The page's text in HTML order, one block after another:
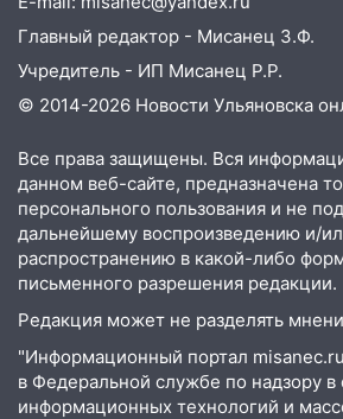
жительницу Ульяновской
Житель Ульяновской
подвез троих незнакомцев
заработал уголовное дело
18:14 Прогноз погоды на 6
Ульяновской области
18:00 Мотофристайл, рок и
экстрим: в Ульяновске
большой фестиваль «Наше
17:30
Где есть бензин в
августа после рабочего
17:05 «Обыск» по
Главный редактор - Мисанец З.Ф.
Учредитель - ИП Мисанец Р.Р.
© 2014-2026 Новости Ульяновска
Все права защищены. Вся
данном веб-сайте, предназначена
персонального пользования и не
дальнейшему воспроизведению и/
распространению в какой-либо
письменного разрешения редакции.
Редакция может не разделять
"Информационный портал
в Федеральной службе по надзору в
информационных технологий и